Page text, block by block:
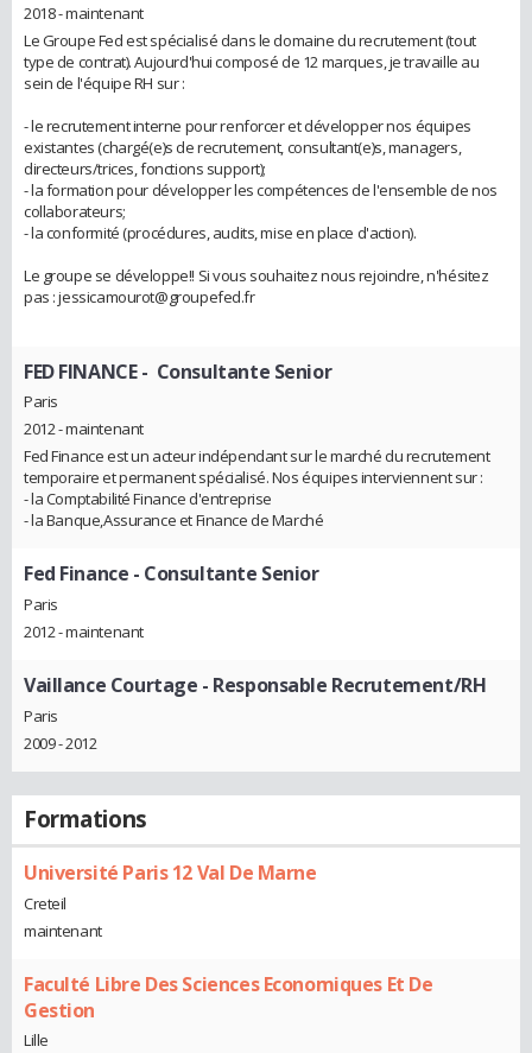
2018 - maintenant
Le Groupe Fed est spécialisé dans le domaine du recrutement (tout
type de contrat). Aujourd'hui composé de 12 marques, je travaille au
sein de l'équipe RH sur :
- le recrutement interne pour renforcer et développer nos équipes
existantes (chargé(e)s de recrutement, consultant(e)s, managers,
directeurs/trices, fonctions support);
- la formation pour développer les compétences de l'ensemble de nos
collaborateurs;
- la conformité (procédures, audits, mise en place d'action).
Le groupe se développe!! Si vous souhaitez nous rejoindre, n'hésitez
pas : jessicamourot@groupefed.fr
FED FINANCE- Consultante Senior
Paris
2012 - maintenant
Fed Finance est un acteur indépendant sur le marché du recrutement
temporaire et permanent spécialisé. Nos équipes interviennent sur :
- la Comptabilité Finance d'entreprise
- la Banque,Assurance et Finance de Marché
Fed Finance - Consultante Senior
Paris
2012 - maintenant
Vaillance Courtage - Responsable Recrutement/RH
Paris
2009 - 2012
Formations
Université Paris 12 Val De Marne
Creteil
maintenant
Faculté Libre Des Sciences Economiques Et De
Gestion
Lille